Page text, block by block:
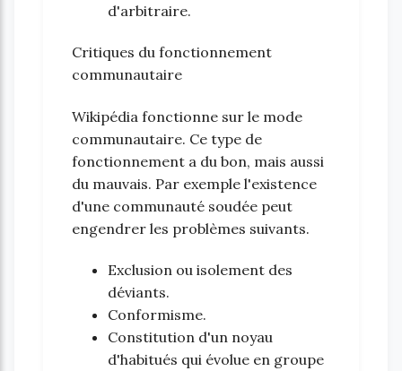
d'arbitraire.
Critiques du fonctionnement
communautaire
Wikipédia fonctionne sur le mode
communautaire. Ce type de
fonctionnement a du bon, mais aussi
du mauvais. Par exemple l'existence
d'une communauté soudée peut
engendrer les problèmes suivants.
Exclusion ou isolement des
déviants.
Conformisme.
Constitution d'un noyau
d'habitués qui évolue en groupe